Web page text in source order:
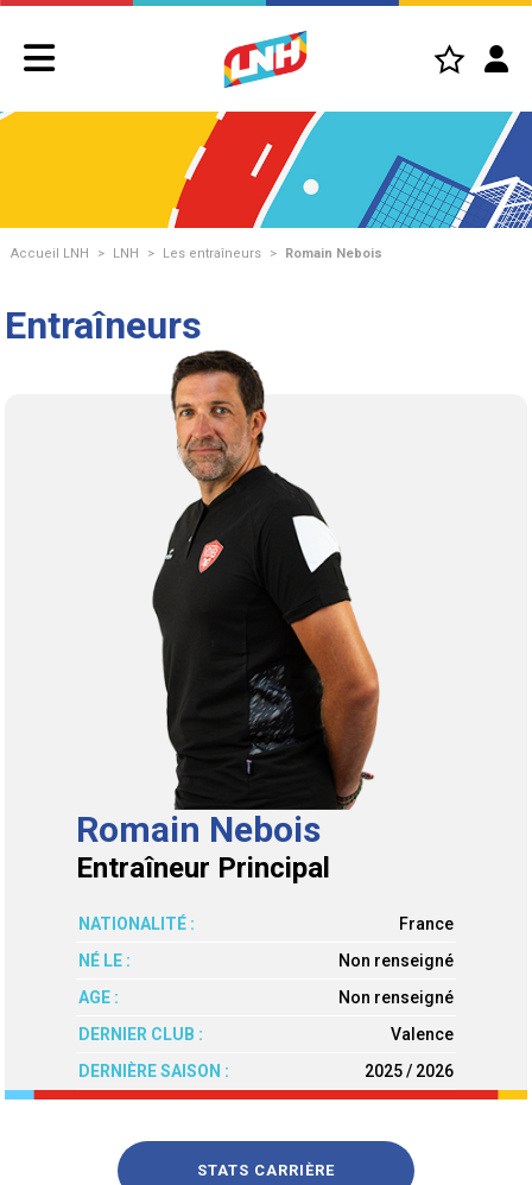
Accueil LNH > LNH > Les entraîneurs > Romain Nebois
Entraîneurs
Romain Nebois
Entraîneur Principal
NATIONALITÉ :
France
NÉ LE :
Non renseigné
AGE :
Non renseigné
DERNIER CLUB :
Valence
DERNIÈRE SAISON :
2025 / 2026
STATS CARRIÈRE